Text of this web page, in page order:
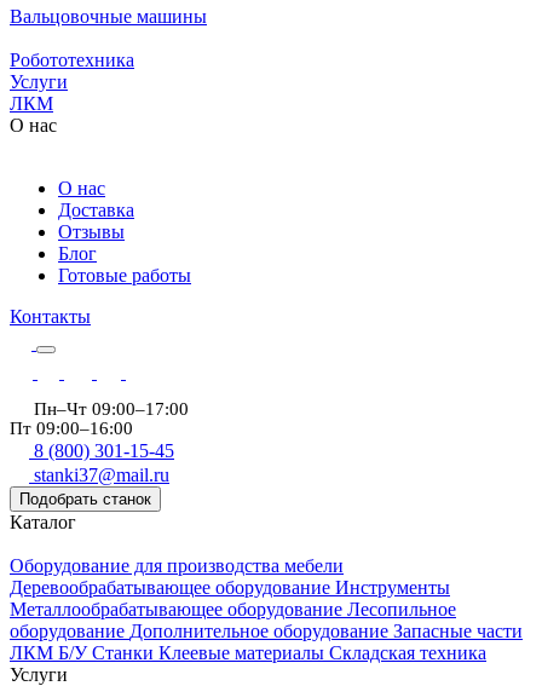
Вальцовочные машины
Робототехника
Услуги
ЛКМ
О нас
О нас
Доставка
Отзывы
Блог
Готовые работы
Контакты
Пн–Чт 09:00–17:00
Пт 09:00–16:00
8 (800) 301-15-45
stanki37@mail.ru
Подобрать станок
Каталог
Оборудование для производства мебели
Деревообрабатывающее оборудование Инструменты
Металлообрабатывающее оборудование Лесопильное
оборудование Дополнительное оборудование Запасные части
ЛКМ Б/У Станки Клеевые материалы Складская техника
Услуги